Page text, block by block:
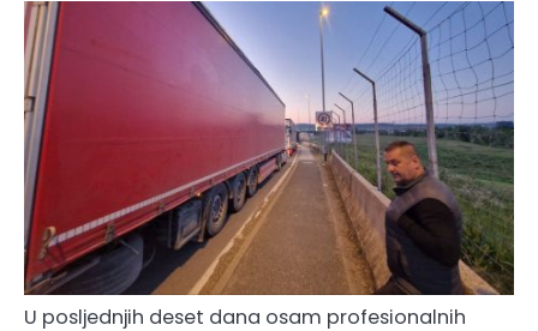
U posljednjih deset dana osam profesionalnih